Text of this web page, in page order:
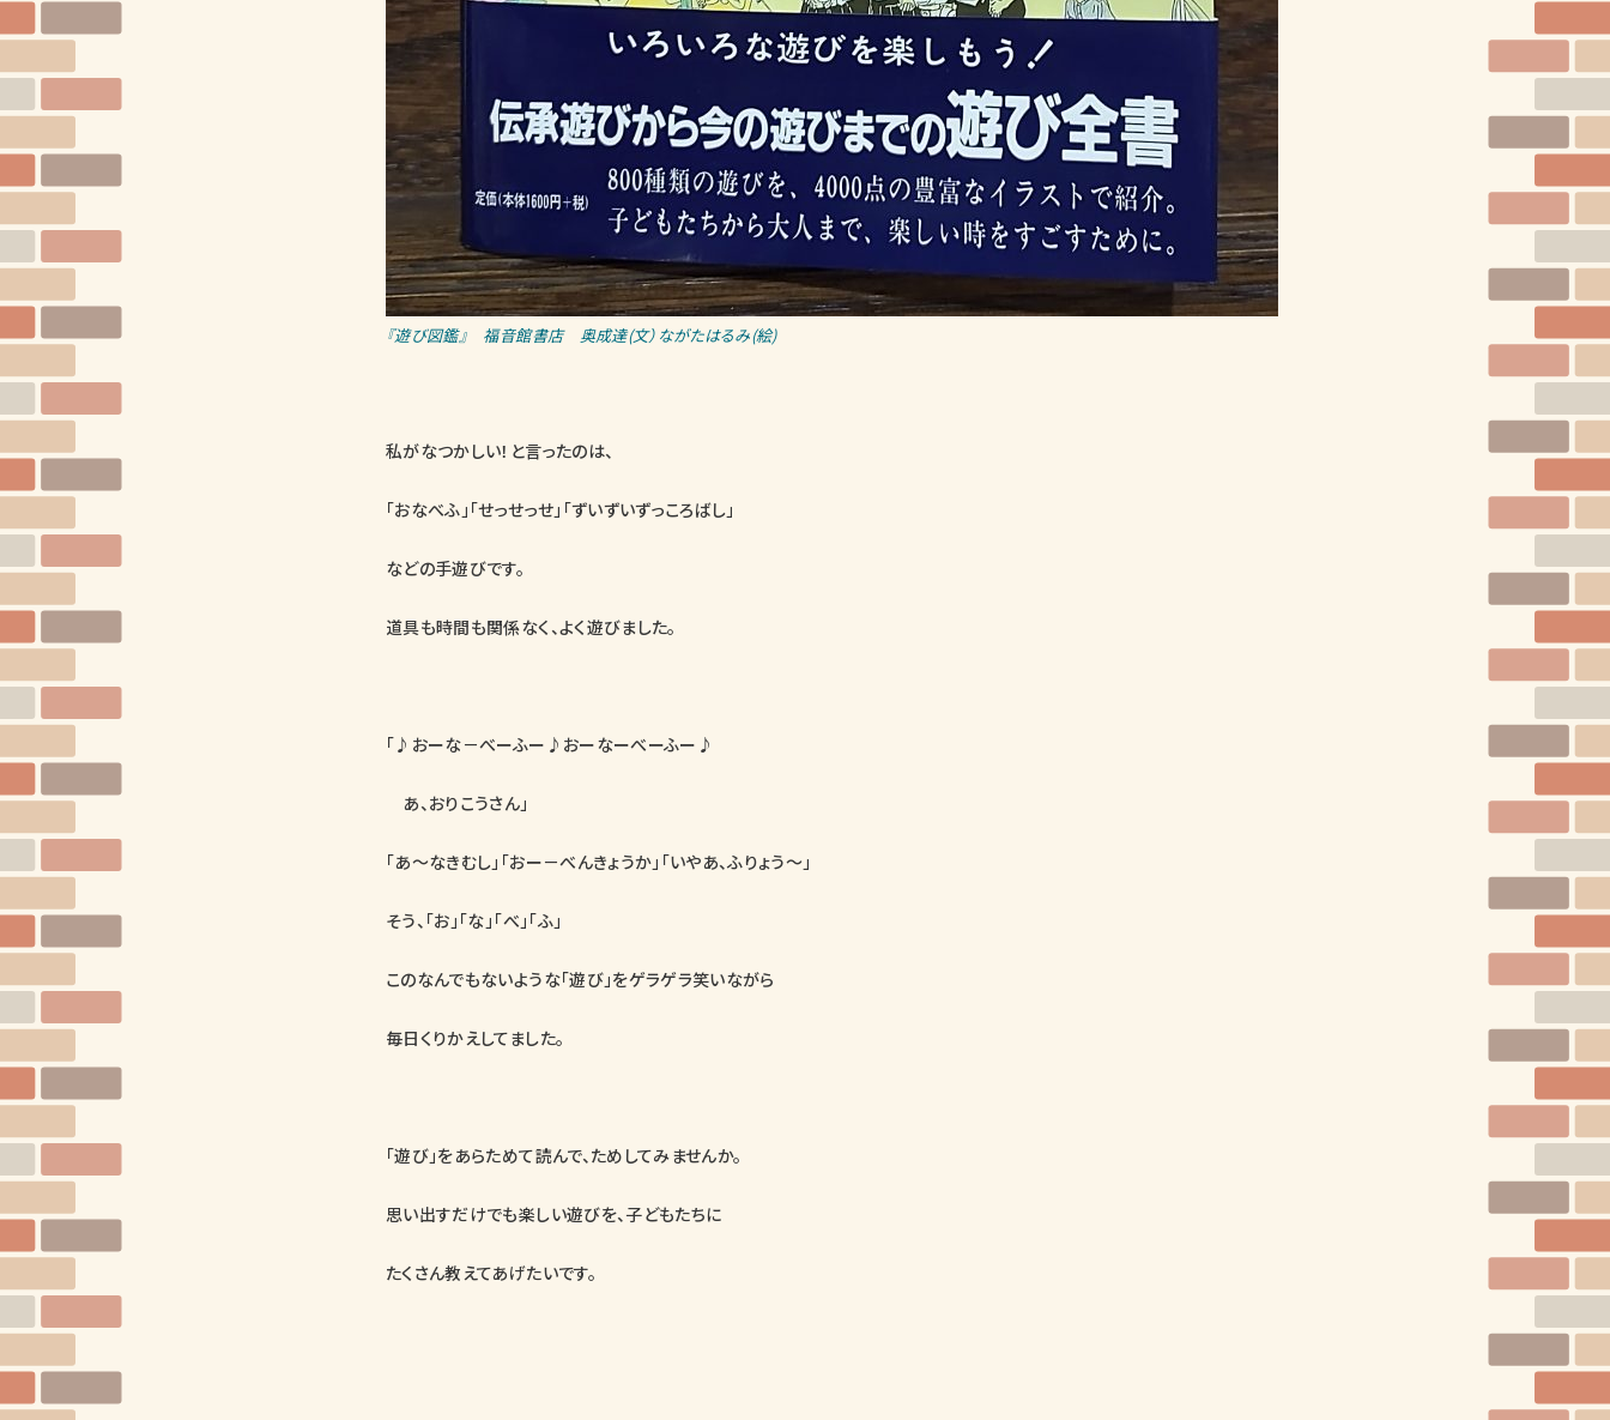
『遊び図鑑』 福音館書店 奥成達(文）ながたはるみ(絵)
私がなつかしい！と言ったのは、
「おなべふ」「せっせっせ」「ずいずいずっころばし」
などの手遊びです。
道具も時間も関係なく、よく遊びました。
「♪おーな－べーふー♪おーなーべーふー♪
あ、おりこうさん」
「あ～なきむし」「おー－べんきょうか」「いやあ、ふりょう～」
そう、「お」「な」「べ」「ふ」
このなんでもないような「遊び」をゲラゲラ笑いながら
毎日くりかえしてました。
「遊び」をあらためて読んで、ためしてみませんか。
思い出すだけでも楽しい遊びを、子どもたちに
たくさん教えてあげたいです。